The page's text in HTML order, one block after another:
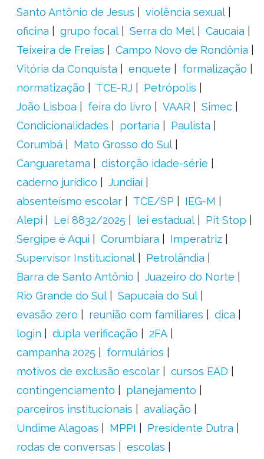
Santo Antônio de Jesus
violência sexual
oficina
grupo focal Serra do Mel
Caucaia
Teixeira de Freias
Campo Novo de Rondônia
Vitória da Conquista
enquete
formalização
normatização
TCE-RJ
Petrópolis
João Lisboa
feira do livro VAAR
Simec
Condicionalidades
portaria
Paulista
Corumbá
Mato Grosso do Sul
Canguaretama
distorção idade-série
caderno jurídico
Jundiaí
absenteísmo escolar
TCE/SP
IEG-M
Alepi
Lei 8832/2025 lei estadual
Pit Stop
Sergipe é Aqui
Corumbiara
Imperatriz
Supervisor Institucional
Petrolândia
Barra de Santo Antônio
Juazeiro do Norte
Rio Grande do Sul
Sapucaia do Sul
evasão zero
reunião com familiares
dica
login
dupla verificação
2FA
campanha 2025
formulários
motivos de exclusão escolar
cursos EAD
contingenciamento
planejamento
parceiros institucionais
avaliação
Undime Alagoas
MPPI
Presidente Dutra
rodas de conversas
escolas